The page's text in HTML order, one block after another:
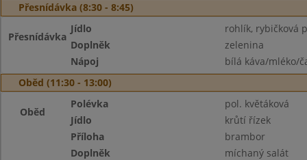
Přesnídávka (8:30 - 8:45)
Přesnídávka
Jídlo
rohlík, rybičková
Doplněk
zelenina
Nápoj
bílá káva/mléko/
Oběd (11:30 - 13:00)
Oběd
Polévka
pol. květáková
Jídlo
krůtí řízek
Příloha
brambor
Doplněk
míchaný salát